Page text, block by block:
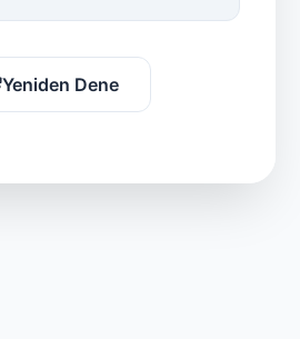
Yeniden Dene